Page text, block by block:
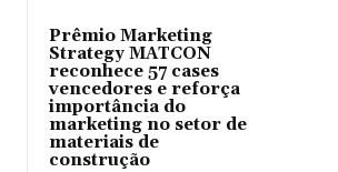
Prêmio Marketing
Strategy MATCON
reconhece 57 cases
vencedores e reforça
importância do
marketing no setor de
materiais de
construção